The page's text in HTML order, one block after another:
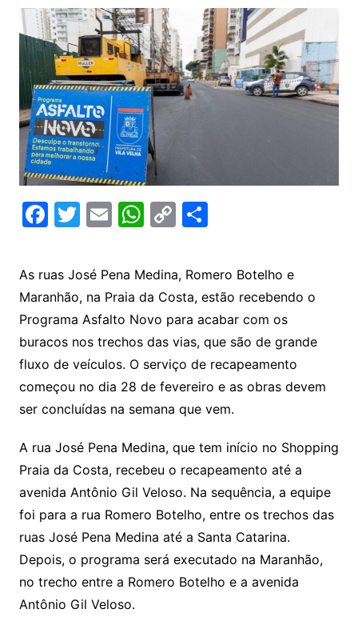
F
c
e
b
o
o
k
T
itt
er
E
ai
l
W
at
s
A
p
p
C
p
y
Li
n
k
C
m
p
ar
til
h
ar
As ruas José Pena Medina, Romero Botelho e
Maranhão, na Praia da Costa, estão recebendo o
Programa Asfalto Novo para acabar com os
buracos nos trechos das vias, que são de grande
fluxo de veículos. O serviço de recapeamento
começou no dia 28 de fevereiro e as obras devem
ser concluídas na semana que vem.
A rua José Pena Medina, que tem início no Shopping
Praia da Costa, recebeu o recapeamento até a
avenida Antônio Gil Veloso. Na sequência, a equipe
foi para a rua Romero Botelho, entre os trechos das
ruas José Pena Medina até a Santa Catarina.
Depois, o programa será executado na Maranhão,
no trecho entre a Romero Botelho e a avenida
Antônio Gil Veloso.